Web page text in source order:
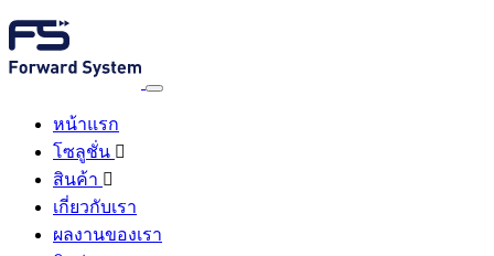
หน้าแรก
โซลูชั่น
สินค้า
เกี่ยวกับเรา
ผลงานของเรา